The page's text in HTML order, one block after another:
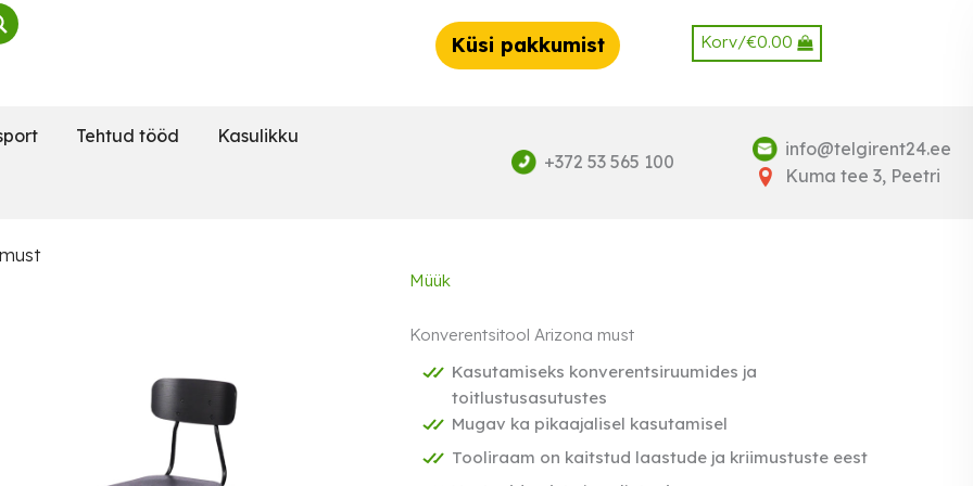
Korv/€0.00
Küsi pakkumist
Tehtud tööd Kasulikku
+372 53 565 100
info@telgirent24.ee
Kuma tee 3, Peetri
Müük
Konverentsitool Arizona must
Kasutamiseks konverentsiruumides ja
toitlustusasutustes
Mugav ka pikaajalisel kasutamisel
Tooliraam on kaitstud laastude ja kriimustuste eest